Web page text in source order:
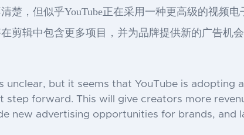
楚，但似乎YouTube正在采用一种更高级的视频
剪辑中包含更多项目，并为品牌提供新的广告机
but it seems that YouTube is adopting
step forward. This will give creators more
new advertising opportunities for brands, and